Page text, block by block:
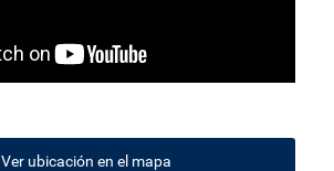
Ver ubicación en el mapa